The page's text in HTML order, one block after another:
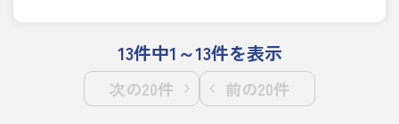
13件中1～13件を表示
前の20件
次の20件